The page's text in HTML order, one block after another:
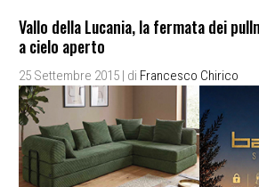
Vallo della Lucania, la fermata dei
a cielo aperto
25 Settembre 2015 | di Francesco Chirico